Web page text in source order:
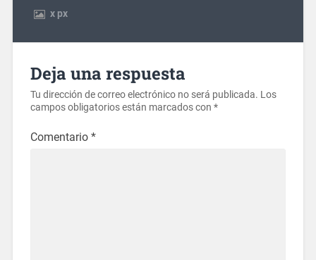
xpx
Deja una respuesta
Tu dirección de correo electrónico no será publicada. Los
campos obligatorios están marcados con *
Comentario *